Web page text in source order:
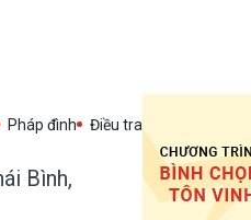
Pháp đình Điều tra
Bình,